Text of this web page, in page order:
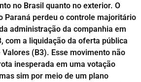
no Brasil quanto no exterior. O
Paraná perdeu o controle majoritário
administração da companhia em
com a liquidação da oferta pública
(B3). Esse movimento não
inesperada em uma votação
sim por meio de um plano